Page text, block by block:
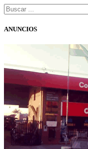
ANUNCIOS